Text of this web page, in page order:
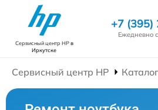
Сервисный центр HPв
Иркутске
+7
Ежедневно
Сервисный центр HP